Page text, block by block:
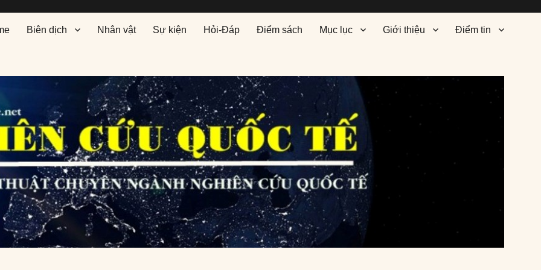
Biên dịch Nhân vật Sự kiện Hỏi-Đáp Điểm sách Mục lục Giới thiệu Điểm tin